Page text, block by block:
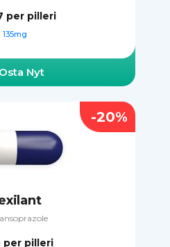
per pilleri
135mg
Osta Nyt
per pilleri
-20%